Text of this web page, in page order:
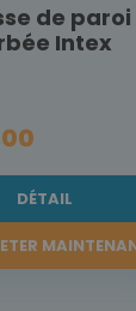
de paroi
Intex
DÉTAIL